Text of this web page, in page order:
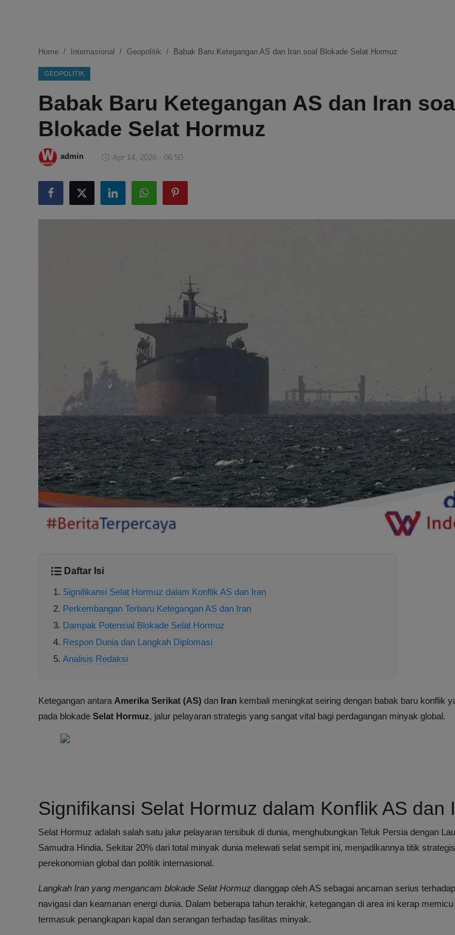
Ekonomi
Internasional
Teknologi
Hiburan
Kesehatan
Home Internasional Geopolitik Babak Baru Ketegangan AS dan Iran soal Blokade Selat Hormuz
GEOPOLITIK
Babak Baru Ketegangan AS dan Iran
Blokade Selat Hormuz
admin Apr 14, 2026 - 06:50
Daftar Isi
Signifikansi Selat Hormuz dalam Konflik AS dan Iran
Perkembangan Terbaru Ketegangan AS dan Iran
Dampak Potensial Blokade Selat Hormuz
Respon Dunia dan Langkah Diplomasi
Analisis Redaksi
Ketegangan antara Amerika Serikat (AS) dan Iran kembali meningkat seiring dengan babak baru konflik
pada blokade Selat Hormuz, jalur pelayaran strategis yang sangat vital bagi perdagangan minyak global.
Signifikansi Selat Hormuz dalam Konflik AS dan
Selat Hormuz adalah salah satu jalur pelayaran tersibuk di dunia, menghubungkan Teluk Persia dengan
Samudra Hindia. Sekitar 20% dari total minyak dunia melewati selat sempit ini, menjadikannya titik
perekonomian global dan politik internasional.
Langkah Iran yang mengancam blokade Selat Hormuz dianggap oleh AS sebagai ancaman serius
navigasi dan keamanan energi dunia. Dalam beberapa tahun terakhir, ketegangan di area ini kerap
termasuk penangkapan kapal dan serangan terhadap fasilitas minyak.